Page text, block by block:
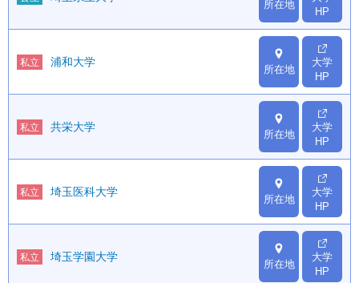
所在地
HP
私立 浦和大学
所在地
大学
HP
私立 共栄大学
所在地
大学
HP
私立 埼玉医科大学
所在地
大学
HP
私立 埼玉学園大学
所在地
大学
HP